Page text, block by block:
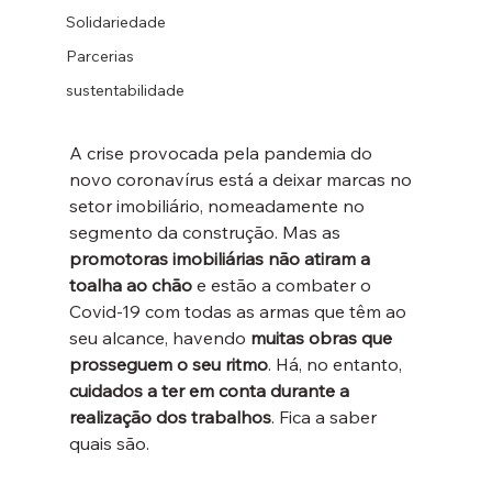
Solidariedade
Parcerias
sustentabilidade
A crise provocada pela pandemia do
novo coronavírus está a deixar marcas no
setor imobiliário, nomeadamente no
segmento da construção. Mas as
promotoras imobiliárias não atiram a
toalha ao chão e estão a combater o
Covid-19 com todas as armas que têm ao
seu alcance, havendo muitas obras que
prosseguem o seu ritmo. Há, no entanto,
cuidados a ter em conta durante a
realização dos trabalhos. Fica a saber
quais são.